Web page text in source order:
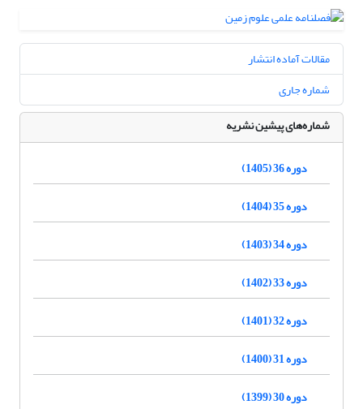
مقالات آماده انتشار
شماره جاری
شماره‌های پیشین نشریه
دوره 36 (1405)
دوره 35 (1404)
دوره 34 (1403)
دوره 33 (1402)
دوره 32 (1401)
دوره 31 (1400)
دوره 30 (1399)